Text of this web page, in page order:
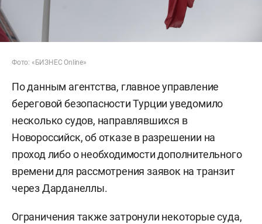
Фото: «БИЗНЕС Online»
По данным агентства, главное управление
береговой безопасности Турции уведомило
несколько судов, направлявшихся в
Новороссийск, об отказе в разрешении на
проход либо о необходимости дополнительного
времени для рассмотрения заявок на транзит
через Дарданеллы.
Ограничения также затронули некоторые суда,